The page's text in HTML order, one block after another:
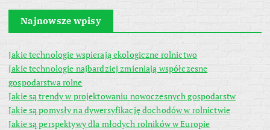
Najnowsze wpisy
Jakie technologie wspierają ekologiczne rolnictwo
Jakie technologie najbardziej zmieniają współczesne
gospodarstwa rolne
Jakie są trendy w projektowaniu nowoczesnych gospodarstw
Jakie są pomysły na dywersyfikację dochodów w rolnictwie
Jakie są perspektywy dla młodych rolników w Europie